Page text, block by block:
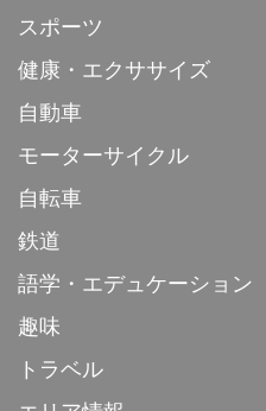
スポーツ
健康・エクササイズ
自動車
モーターサイクル
自転車
鉄道
語学・エデュケーション
趣味
トラベル